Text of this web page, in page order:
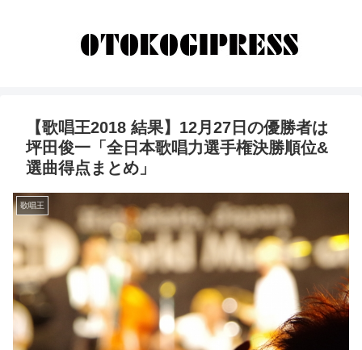
【歌唱王2018 結果】12月27日の優勝者は
坪田俊一「全日本歌唱力選手権決勝順位&
選曲得点まとめ」
歌唱王